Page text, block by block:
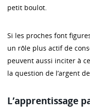
petit boulot.
Si les proches font
un rôle plus actif de
peuvent aussi inciter à
la question de l’argent
L’apprentissage